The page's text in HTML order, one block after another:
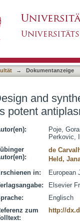
→ Dokumentanzeige
and
potent
Poje,
Perkovic,
de
Held,
in:
European
Elsevier
Englisch
zum
http://